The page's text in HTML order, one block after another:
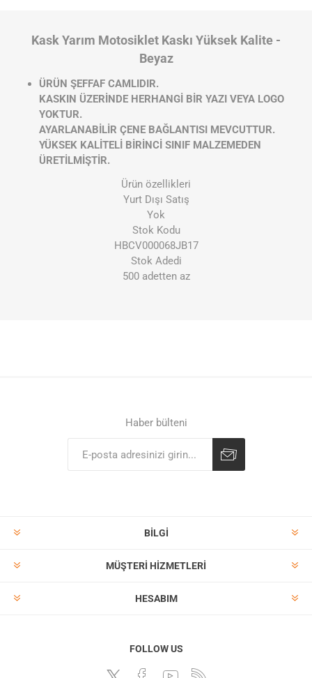
Kask Yarım Motosiklet Kaskı Yüksek Kalite -
Beyaz
ÜRÜN ŞEFFAF CAMLIDIR.
KASKIN ÜZERİNDE HERHANGİ BİR YAZI VEYA LOGO
YOKTUR.
AYARLANABİLİR ÇENE BAĞLANTISI MEVCUTTUR.
YÜKSEK KALİTELİ BİRİNCİ SINIF MALZEMEDEN
ÜRETİLMİŞTİR.
Ürün özellikleri
Yurt Dışı Satış
Yok
Stok Kodu
HBCV000068JB17
Stok Adedi
500 adetten az
Haber bülteni
BILGI
MÜŞTERI HIZMETLERI
HESABIM
FOLLOW US